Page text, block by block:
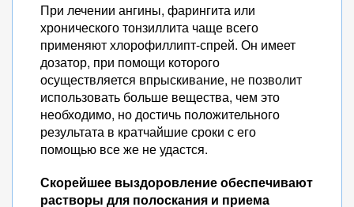
При лечении ангины, фарингита или
хронического тонзиллита чаще всего
применяют хлорофиллипт-спрей. Он имеет
дозатор, при помощи которого
осуществляется впрыскивание, не позволит
использовать больше вещества, чем это
необходимо, но достичь положительного
результата в кратчайшие сроки с его
помощью все же не удастся.
Скорейшее выздоровление обеспечивают
растворы для полоскания и приема